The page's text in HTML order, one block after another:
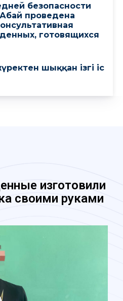
безопасности
проведена
готовящихся
шыққан ізгі іс